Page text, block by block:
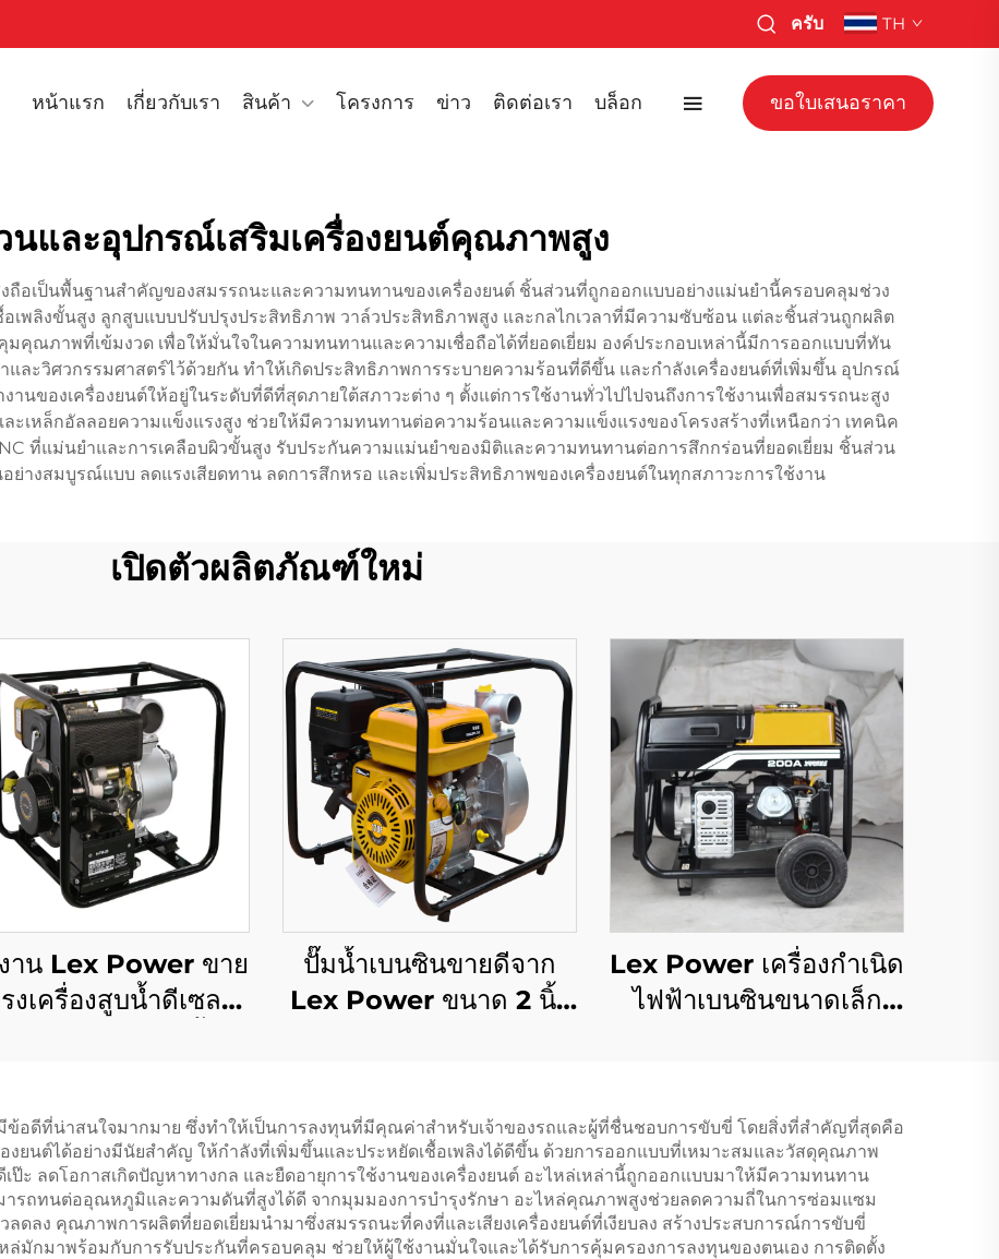
ครับ TH
หน้าแรก เกี่ยวกับเรา สินค้า โครงการ ข่าว ติดต่อเรา บล็อก ขอใบเสนอราคา
นและอุปกรณ์เสริมเครื่องยนต์คุณภาพสูง
อเป็นพื้นฐานสำคัญของสมรรถนะและความทนทานของเครื่องยนต์ ชิ้นส่วนที่ถูกออกแบบอย่างแม่นยำนี้ครอบคลุมช่วง
เพลิงขั้นสูง ลูกสูบแบบปรับปรุงประสิทธิภาพ วาล์วประสิทธิภาพสูง และกลไกเวลาที่มีความซับซ้อน แต่ละชิ้นส่วนถูกผลิต
มคุณภาพที่เข้มงวด เพื่อให้มั่นใจในความทนทานและความเชื่อถือได้ที่ยอดเยี่ยม องค์ประกอบเหล่านี้มีการออกแบบที่ทัน
และวิศวกรรมศาสตร์ไว้ด้วยกัน ทำให้เกิดประสิทธิภาพการระบายความร้อนที่ดีขึ้น และกำลังเครื่องยนต์ที่เพิ่มขึ้น อุปกรณ์
านของเครื่องยนต์ให้อยู่ในระดับที่ดีที่สุดภายใต้สภาวะต่าง ๆ ตั้งแต่การใช้งานทั่วไปไปจนถึงการใช้งานเพื่อสมรรถนะสูง
ะเหล็กอัลลอยความแข็งแรงสูง ช่วยให้มีความทนทานต่อความร้อนและความแข็งแรงของโครงสร้างที่เหนือกว่า เทคนิค
ที่แม่นยำและการเคลือบผิวขั้นสูง รับประกันความแม่นยำของมิติและความทนทานต่อการสึกกร่อนที่ยอดเยี่ยม ชิ้นส่วน
ย่างสมบูรณ์แบบ ลดแรงเสียดทาน ลดการสึกหรอ และเพิ่มประสิทธิภาพของเครื่องยนต์ในทุกสภาวะการใช้งาน
เปิดตัวผลิตภัณฑ์ใหม่
าน Lex Power ขาย
งเครื่องสูบน้ำดีเซล
ปั๊มน้ำเบนซินขายดีจาก
Lex Power ขนาด 2 นิ้ว
Lex Power เครื่องกำเนิด
ไฟฟ้าเบนซินขนาดเล็ก
อดีที่น่าสนใจมากมาย ซึ่งทำให้เป็นการลงทุนที่มีคุณค่าสำหรับเจ้าของรถและผู้ที่ชื่นชอบการขับขี่ โดยสิ่งที่สำคัญที่สุดคือ
งยนต์ได้อย่างมีนัยสำคัญ ให้กำลังที่เพิ่มขึ้นและประหยัดเชื้อเพลิงได้ดีขึ้น ด้วยการออกแบบที่เหมาะสมและวัสดุคุณภาพ
ป๊ะ ลดโอกาสเกิดปัญหาทางกล และยืดอายุการใช้งานของเครื่องยนต์ อะไหล่เหล่านี้ถูกออกแบบมาให้มีความทนทาน
รถทนต่ออุณหภูมิและความดันที่สูงได้ดี จากมุมมองการบำรุงรักษา อะไหล่คุณภาพสูงช่วยลดความถี่ในการซ่อมแซม
ดลง คุณภาพการผลิตที่ยอดเยี่ยมนำมาซึ่งสมรรถนะที่คงที่และเสียงเครื่องยนต์ที่เงียบลง สร้างประสบการณ์การขับขี่
มักมาพร้อมกับการรับประกันที่ครอบคลุม ช่วยให้ผู้ใช้งานมั่นใจและได้รับการคุ้มครองการลงทุนของตนเอง การติดตั้ง